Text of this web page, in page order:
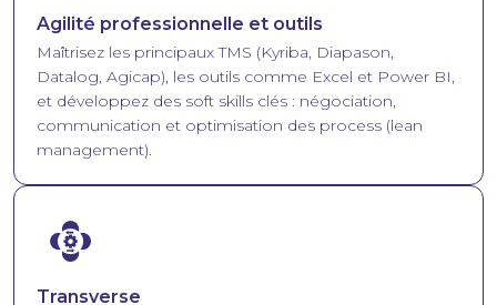
Agilité professionnelle et outils
Maîtrisez les principaux TMS (Kyriba, Diapason,
Datalog, Agicap), les outils comme Excel et Power BI,
et développez des soft skills clés : négociation,
communication et optimisation des process (lean
management).
Image
Transverse